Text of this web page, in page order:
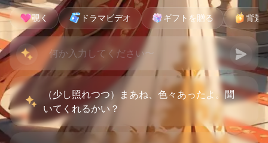
覗く ドラマビデオ ギフトを贈る 背景
（少し照れつつ）まあね、色々あったよ。聞
いてくれるかい？